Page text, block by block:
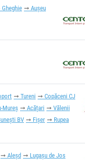
Gheghie
Aușeu
Tureni
Copăceni CJ
Mureș Acățari
Vălenii
BV Fișer
Rupea
Aleșd
Lugașu de Jos